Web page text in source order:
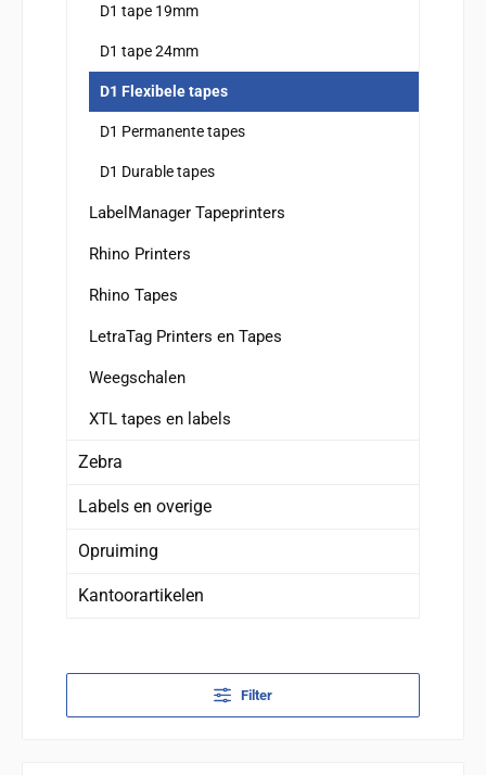
D1 tape 19mm
D1 tape 24mm
D1 Flexibele tapes
D1 Permanente tapes
D1 Durable tapes
LabelManager Tapeprinters
Rhino Printers
Rhino Tapes
LetraTag Printers en Tapes
Weegschalen
XTL tapes en labels
Zebra
Labels en overige
Opruiming
Kantoorartikelen
Filter